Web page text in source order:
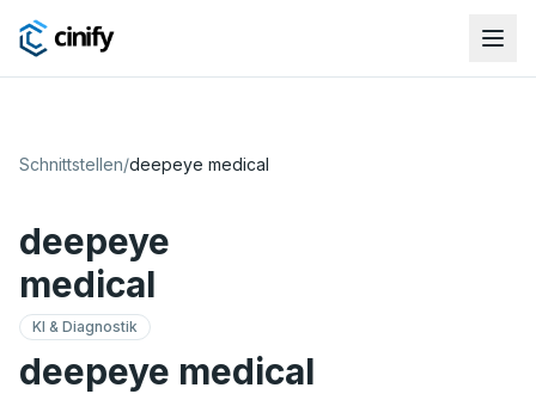
Schnittstellen/deepeye medical
deepeye
medical
KI & Diagnostik
deepeye medical